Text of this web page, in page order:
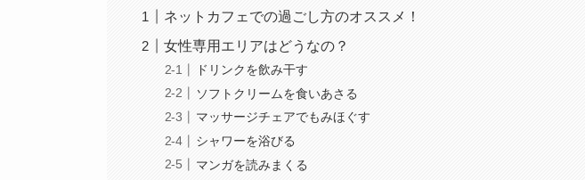
ネットカフェでの過ごし方のオススメ！
女性専用エリアはどうなの？
ドリンクを飲み干す
ソフトクリームを食いあさる
マッサージチェアでもみほぐす
シャワーを浴びる
マンガを読みまくる